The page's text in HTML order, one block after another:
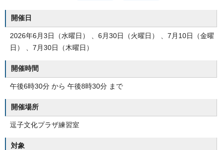
開催日
2026年6月3日（水曜日） 、6月30日（火曜日） 、7月10日（金曜
日） 、7月30日（木曜日）
開催時間
午後6時30分 から 午後8時30分 まで
開催場所
逗子文化プラザ練習室
対象